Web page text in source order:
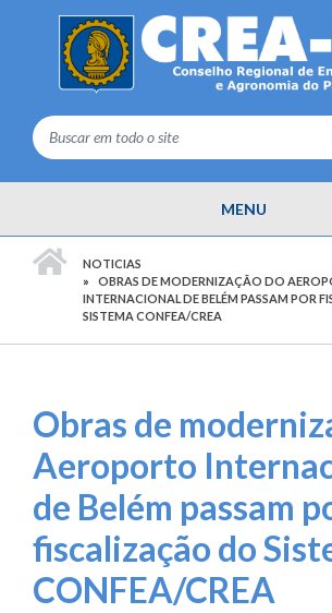
MENU
NOTICIAS
OBRAS DE MODERNIZAÇÃO DO
INTERNACIONAL DE BELÉM PASSAM POR
SISTEMA CONFEA/CREA
Obras de
Aeroporto
de Belém passam
fiscalização do
CONFEA/CREA